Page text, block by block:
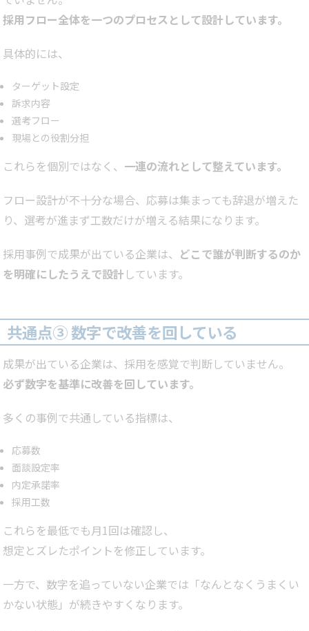
採用フロー全体を一つのプロセスとして設計しています。
具体的には、
ターゲット設定
訴求内容
選考フロー
現場との役割分担
これらを個別ではなく、 一連の流れとして整えています。
フロー設計が不十分な場合、応募は集まっても辞退が増えた
り、選考が進まず工数だけが増える結果になります。
採用事例で成果が出ている企業は、 どこで誰が判断するのか
を明確にしたうえで設計 しています。
共通点③ 数字で改善を回している
成果が出ている企業は、採用を感覚で判断していません。
必ず数字を基準に改善を回しています。
多くの事例で共通している指標は、
応募数
面談設定率
内定承諾率
採用工数
これらを最低でも月1回は確認し、
想定とズレたポイントを修正しています。
一方で、数字を追っていない企業では「なんとなくうまくい
かない状態」が続きやすくなります。